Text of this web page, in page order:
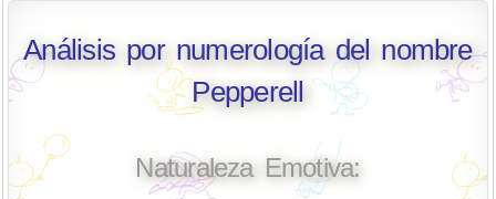
Análisis por numerología del nombre
Pepperell
Naturaleza Emotiva: